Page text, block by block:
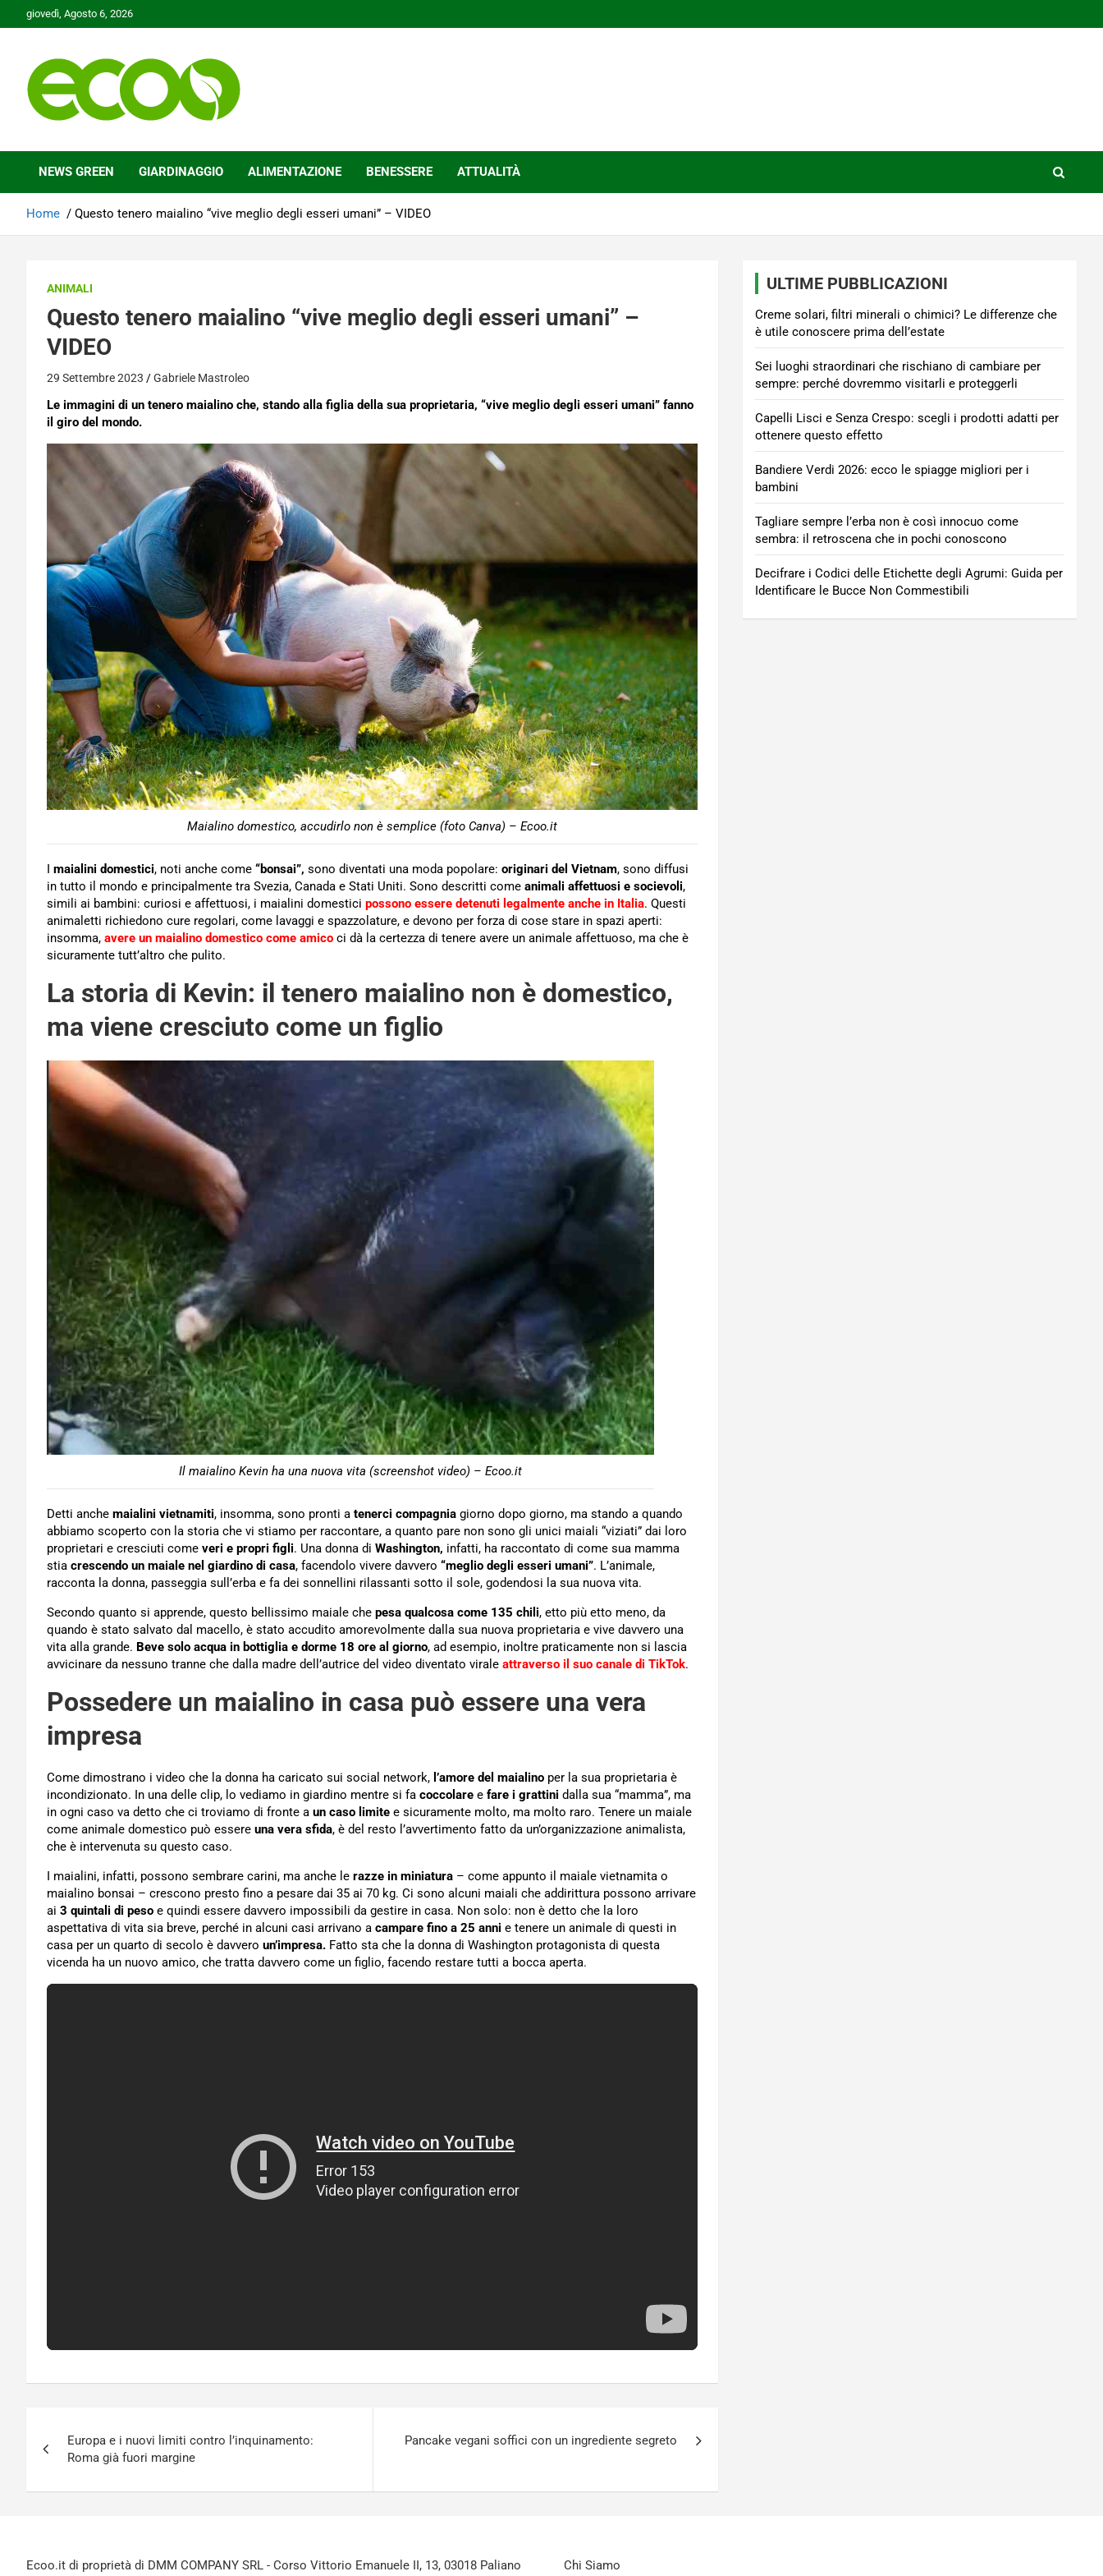
to
giovedì, Agosto 6, 2026
Ecoo.it
NEWS GREEN GIARDINAGGIO ALIMENTAZIONE BENESSERE ATTUALITÀ
Home Questo tenero maialino “vive meglio degli esseri umani” – VIDEO
ANIMALI
Questo tenero maialino “vive meglio degli esseri umani” –
VIDEO
29 Settembre 2023 Gabriele Mastroleo
Le immagini di un tenero maialino che, stando alla figlia della sua proprietaria, “vive meglio degli esseri umani” fanno
il giro del mondo.
Maialino domestico, accudirlo non è semplice (foto Canva) – Ecoo.it
I maialini domestici, noti anche come “bonsai”, sono diventati una moda popolare: originari del Vietnam, sono diffusi
in tutto il mondo e principalmente tra Svezia, Canada e Stati Uniti. Sono descritti come animali affettuosi e socievoli,
simili ai bambini: curiosi e affettuosi, i maialini domestici possono essere detenuti legalmente anche in Italia. Questi
animaletti richiedono cure regolari, come lavaggi e spazzolature, e devono per forza di cose stare in spazi aperti:
insomma, avere un maialino domestico come amico ci dà la certezza di tenere avere un animale affettuoso, ma che è
sicuramente tutt’altro che pulito.
La storia di Kevin: il tenero maialino non è domestico,
ma viene cresciuto come un figlio
Il maialino Kevin ha una nuova vita (screenshot video) – Ecoo.it
Detti anche maialini vietnamiti, insomma, sono pronti a tenerci compagnia giorno dopo giorno, ma stando a quando
abbiamo scoperto con la storia che vi stiamo per raccontare, a quanto pare non sono gli unici maiali “viziati” dai loro
proprietari e cresciuti come veri e propri figli. Una donna di Washington, infatti, ha raccontato di come sua mamma
stia crescendo un maiale nel giardino di casa, facendolo vivere davvero “meglio degli esseri umani”. L’animale,
racconta la donna, passeggia sull’erba e fa dei sonnellini rilassanti sotto il sole, godendosi la sua nuova vita.
Secondo quanto si apprende, questo bellissimo maiale che pesa qualcosa come 135 chili, etto più etto meno, da
quando è stato salvato dal macello, è stato accudito amorevolmente dalla sua nuova proprietaria e vive davvero una
vita alla grande. Beve solo acqua in bottiglia e dorme 18 ore al giorno, ad esempio, inoltre praticamente non si lascia
avvicinare da nessuno tranne che dalla madre dell’autrice del video diventato virale attraverso il suo canale di TikTok.
Possedere un maialino in casa può essere una vera
impresa
Come dimostrano i video che la donna ha caricato sui social network, l’amore del maialino per la sua proprietaria è
incondizionato. In una delle clip, lo vediamo in giardino mentre si fa coccolare e fare i grattini dalla sua “mamma”, ma
in ogni caso va detto che ci troviamo di fronte a un caso limite e sicuramente molto, ma molto raro. Tenere un maiale
come animale domestico può essere una vera sfida, è del resto l’avvertimento fatto da un’organizzazione animalista,
che è intervenuta su questo caso.
I maialini, infatti, possono sembrare carini, ma anche le razze in miniatura – come appunto il maiale vietnamita o
maialino bonsai – crescono presto fino a pesare dai 35 ai 70 kg. Ci sono alcuni maiali che addirittura possono arrivare
ai 3 quintali di peso e quindi essere davvero impossibili da gestire in casa. Non solo: non è detto che la loro
aspettativa di vita sia breve, perché in alcuni casi arrivano a campare fino a 25 anni e tenere un animale di questi in
casa per un quarto di secolo è davvero un’impresa. Fatto sta che la donna di Washington protagonista di questa
vicenda ha un nuovo amico, che tratta davvero come un figlio, facendo restare tutti a bocca aperta.
articoli
Europa e i nuovi limiti contro l’inquinamento:
Roma già fuori margine
Pancake vegani soffici con un ingrediente segreto
ULTIME PUBBLICAZIONI
Creme solari, filtri minerali o chimici? Le differenze che
è utile conoscere prima dell’estate
Sei luoghi straordinari che rischiano di cambiare per
sempre: perché dovremmo visitarli e proteggerli
Capelli Lisci e Senza Crespo: scegli i prodotti adatti per
ottenere questo effetto
Bandiere Verdi 2026: ecco le spiagge migliori per i
bambini
Tagliare sempre l’erba non è così innocuo come
sembra: il retroscena che in pochi conoscono
Decifrare i Codici delle Etichette degli Agrumi: Guida per
Identificare le Bucce Non Commestibili
Ecoo.it di proprietà di DMM COMPANY SRL - Corso Vittorio Emanuele II, 13, 03018 Paliano
Chi Siamo